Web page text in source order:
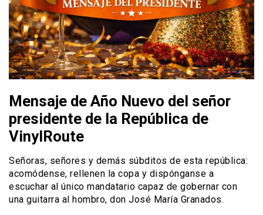
Mensaje de Año Nuevo del señor
presidente de la República de
VinylRoute
Señoras, señores y demás súbditos de esta república:
acomódense, rellenen la copa y dispónganse a
escuchar al único mandatario capaz de gobernar con
una guitarra al hombro, don José María Granados.